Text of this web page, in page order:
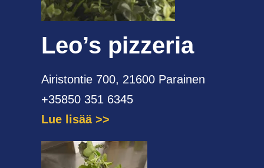
Leo’s pizzeria
Airistontie 700, 21600 Parainen
+35850 351 6345
Lue lisää